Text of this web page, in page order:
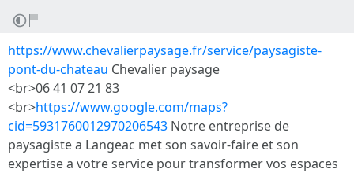
https://www.chevalierpaysage.fr/service/paysagiste-
pont-du-chateau Chevalier paysage
<br>06 41 07 21 83
<br>https://www.google.com/maps?
cid=5931760012970206543 Notre entreprise de
paysagiste a Langeac met son savoir-faire et son
expertise a votre service pour transformer vos espaces